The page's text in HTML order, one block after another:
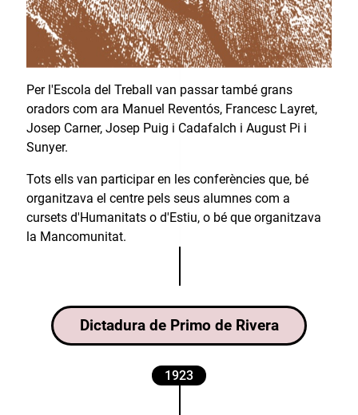
Per l'Escola del Treball van passar també grans
oradors com ara Manuel Reventós, Francesc Layret,
Josep Carner, Josep Puig i Cadafalch i August Pi i
Sunyer.
Tots ells van participar en les conferències que, bé
organitzava el centre pels seus alumnes com a
cursets d'Humanitats o d'Estiu, o bé que organitzava
la Mancomunitat.
Dictadura de Primo de Rivera
1923